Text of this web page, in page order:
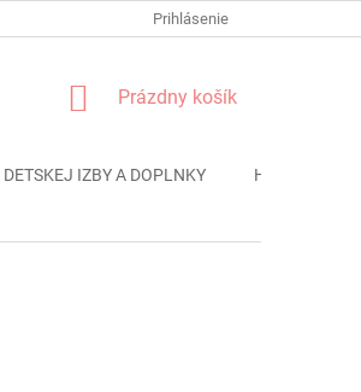
PODMIENKY OCHRANY OSOBNÝCH
Prihlásenie
NÁKUPNÝ
Prázdny košík
IZBY A DOPLNKY HRAČKY